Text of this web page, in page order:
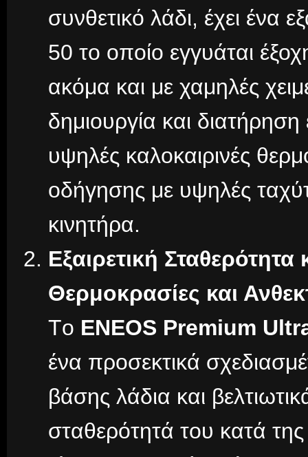
συνθετικό λάδι, έχει ένα
50 το οποίο εγγυάται
ακόμα και με χαμηλές
δημιουργία και διατήρηση
υψηλές καλοκαιρινές
οδήγησης με υψηλές
κινητήρα.
Εξαιρετική
Θερμοκρασίες και
Tο ENEOS Premium
ένα προσεκτικά
βάσης λάδια και
σταθερότητά του κατά